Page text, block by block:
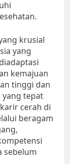
krusial
yang
kemajuan
tinggi dan
tepat
cerah di
beragam
sebelum